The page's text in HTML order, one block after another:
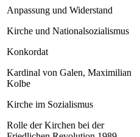
Anpassung und Widerstand
Kirche und Nationalsozialismus
Konkordat
Kardinal von Galen, Maximilian
Kolbe
Kirche im Sozialismus
Rolle der Kirchen bei der